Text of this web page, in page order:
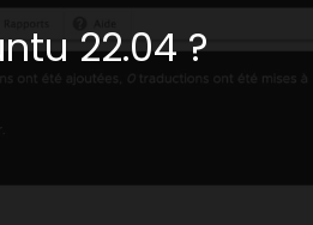
22.04 ?